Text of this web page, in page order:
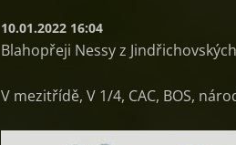
10.01.2022 16:04
Blahopřeji Nessy z
V mezitřídě, V 1/4, CAC, BOS,